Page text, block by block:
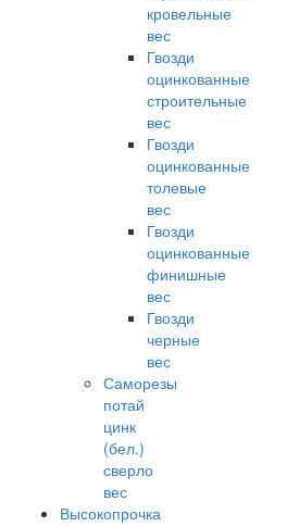
кровельные
вес
Гвозди
оцинкованные
строительные
вес
Гвозди
оцинкованные
толевые
вес
Гвозди
оцинкованные
финишные
вес
Гвозди
черные
вес
Саморезы
потай
цинк
(бел.)
сверло
вес
Высокопрочка